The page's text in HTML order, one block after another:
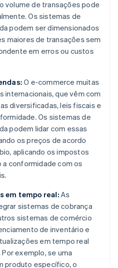
volume de transações pode
Os sistemas de
podem ser dimensionados
maiores de transações sem
em erros ou custos
O e-commerce muitas
internacionais, que vêm com
diversificadas, leis fiscais e
Os sistemas de
podem lidar com essas
os preços de acordo
aplicando os impostos
conformidade com os
em tempo real: As
sistemas de cobrança
sistemas de comércio
de inventário e
em tempo real
exemplo, se uma
produto específico, o